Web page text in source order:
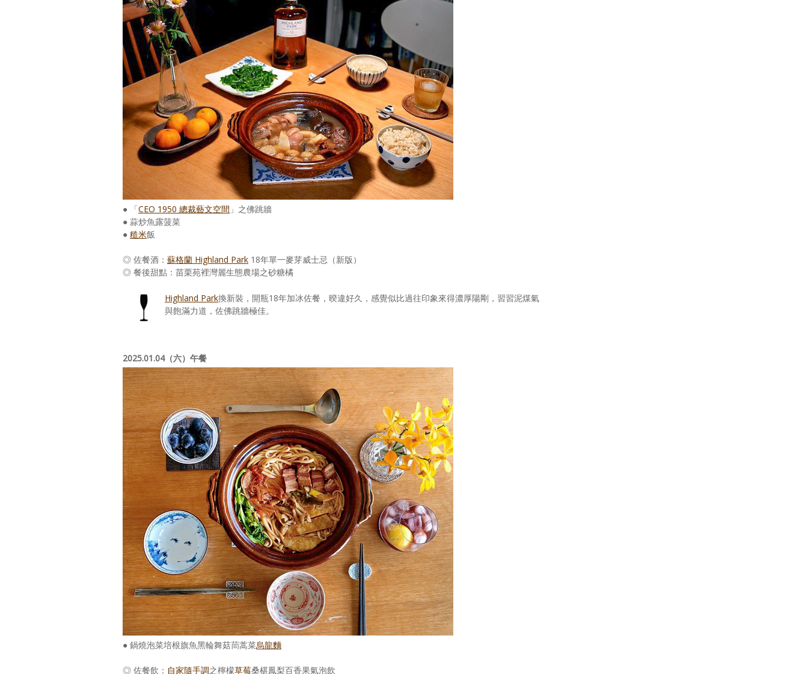
● 「CEO 1950 總裁藝文空間 」之佛跳牆
● 蒜炒魚露菠菜
● 糙米飯
◎ 佐餐酒： 蘇格蘭 Highland Park 18年單一麥芽威士忌（新版）
◎ 餐後甜點：苗栗苑裡灣麗生態農場之砂糖橘
Highland Park換新裝，開瓶18年加冰佐餐，暌違好久，感覺似比過往印象來得濃厚陽剛，習習泥煤氣
與飽滿力道，佐佛跳牆極佳。
2025.01.04（六）午餐
● 鍋燒泡菜培根旗魚黑輪舞菇茼蒿菜烏龍麵
◎ 佐餐飲： 自家隨手調之檸檬草莓桑椹鳳梨百香果氣泡飲